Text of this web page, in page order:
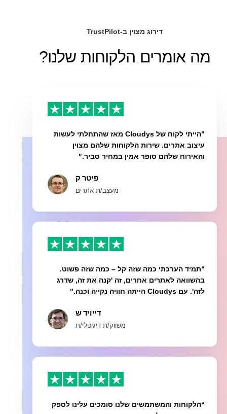
דירוג מצוין ב-TrustPilot
מה אומרים הלקוחות שלנו?
"הייתי לקוח של Cloudys מאז שהתחלתי לעשות
עיצוב אתרים. שירות הלקוחות שלהם מצוין
והאירוח שלהם סופר אמין במחיר סביר."
פיטר ק
מעצב/ת אתרים
“תמיד הערכתי כמה שזה קל – כמה שזה פשוט.
בהשוואה לאתרים אחרים, זה 'קנה את זה, שדרג
לזה'. עם Cloudys הייתה חוויה נקייה וכנה.”
דייויד ש
משווק/ת דיגיטלי/ת
“הלקוחות והמשתמשים שלנו סומכים עלינו לספק